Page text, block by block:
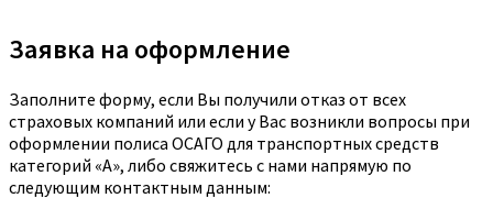
Заявка на оформление
Заполните форму, если Вы получили отказ от всех
страховых компаний или если у Вас возникли вопросы при
оформлении полиса ОСАГО для транспортных средств
категорий «A», либо свяжитесь с нами напрямую по
следующим контактным данным: